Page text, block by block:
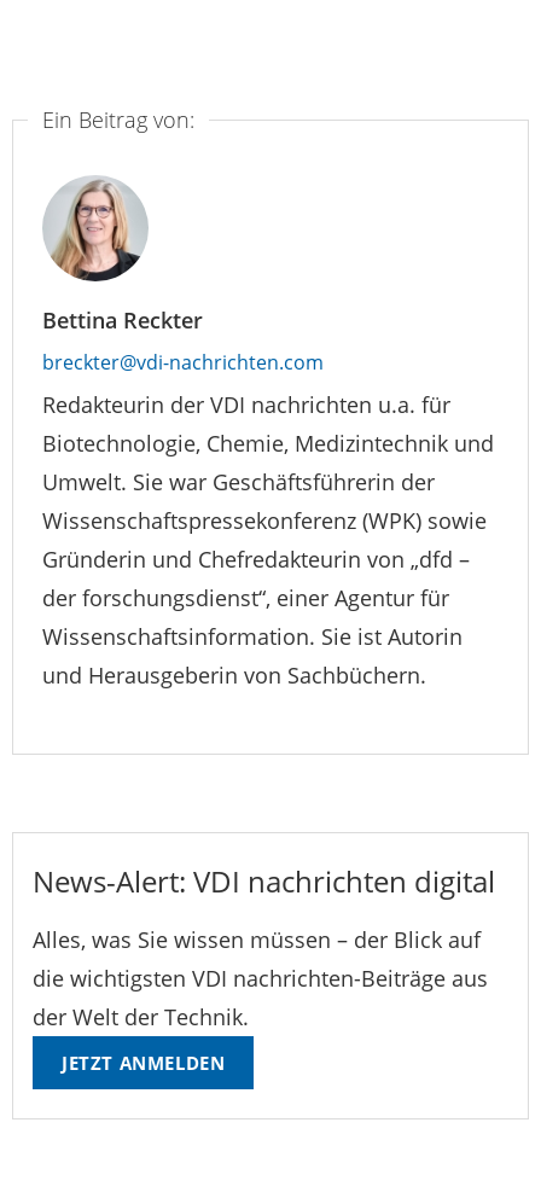
Ein Beitrag von:
Bettina Reckter
breckter@vdi-nachrichten.com
Redakteurin der VDI nachrichten u.a. für
Biotechnologie, Chemie, Medizintechnik und
Umwelt. Sie war Geschäftsführerin der
Wissenschaftspressekonferenz (WPK) sowie
Gründerin und Chefredakteurin von „dfd –
der forschungsdienst“, einer Agentur für
Wissenschaftsinformation. Sie ist Autorin
und Herausgeberin von Sachbüchern.
News-Alert: VDI nachrichten digital
Alles, was Sie wissen müssen – der Blick auf
die wichtigsten VDI nachrichten-Beiträge aus
der Welt der Technik.
JETZT ANMELDEN